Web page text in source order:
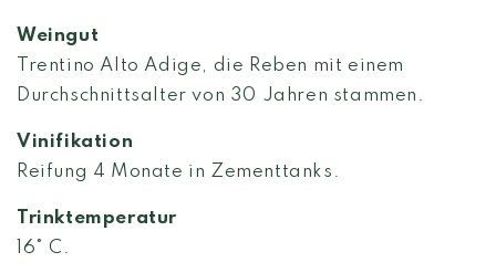
Weingut
Trentino Alto Adige, die Reben mit einem
Durchschnittsalter von 30 Jahren stammen.
Vinifikation
Reifung 4 Monate in Zementtanks.
Trinktemperatur
16° C.